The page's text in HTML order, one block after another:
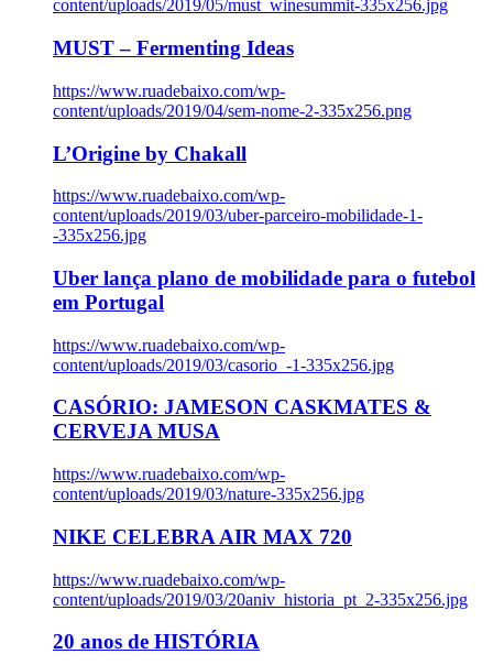
content/uploads/2019/05/must_winesummit-335x256.jpg
MUST – Fermenting Ideas
https://www.ruadebaixo.com/wp-
content/uploads/2019/04/sem-nome-2-335x256.png
L’Origine by Chakall
https://www.ruadebaixo.com/wp-
content/uploads/2019/03/uber-parceiro-mobilidade-1-
-335x256.jpg
Uber lança plano de mobilidade para o futebol
em Portugal
https://www.ruadebaixo.com/wp-
content/uploads/2019/03/casorio_-1-335x256.jpg
CASÓRIO: JAMESON CASKMATES &
CERVEJA MUSA
https://www.ruadebaixo.com/wp-
content/uploads/2019/03/nature-335x256.jpg
NIKE CELEBRA AIR MAX 720
https://www.ruadebaixo.com/wp-
content/uploads/2019/03/20aniv_historia_pt_2-335x256.jpg
20 anos de HISTÓRIA